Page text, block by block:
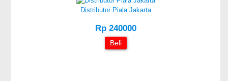
Distributor Piala Jakarta
Rp 240000
Beli